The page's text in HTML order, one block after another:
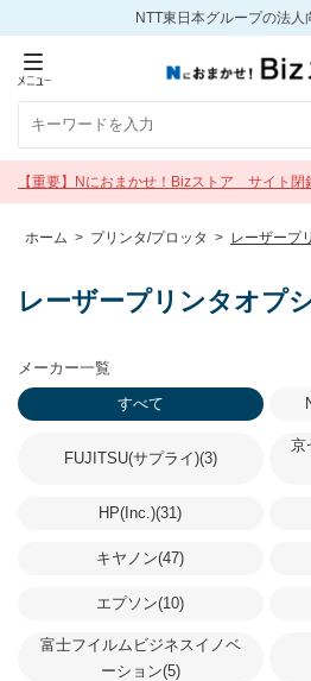
NTT東日本グループの法人
【重要】Nにおまかせ！Bizストア サイト閉
年9月30日 17:00）
ホーム > プリンタ/プロッタ > レーザープ
レーザープリンタオプ
メーカー一覧
すべて
FUJITSU(サプライ)(3)
京
HP(Inc.)(31)
キヤノン(47)
エプソン(10)
富士フイルムビジネスイノベ
ーション(5)